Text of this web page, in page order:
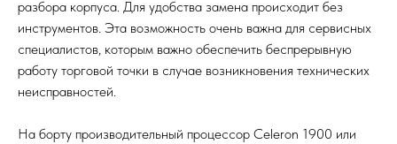
разбора корпуса. Для удобства замена происходит без
инструментов. Эта возможность очень важна для сервисных
специалистов, которым важно обеспечить беспрерывную
работу торговой точки в случае возникновения технических
неисправностей.
На борту производительный процессор Celeron 1900 или